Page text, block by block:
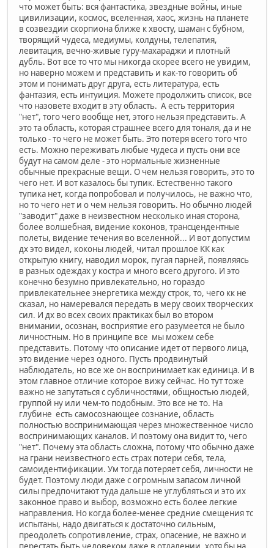
что может быть: вся фантастика, звездные войны, иные
цивилизации, космос, вселенная, хаос, жизнь на планете
в созвездии скорпиона ближе к хвосту, шаман с бубном,
творящий чудеса, медиумы, колдуны, телепатия,
левитация, вечно-живые гуру-махараджи и плотный
дубль. Вот все то что мы никогда скорее всего не увидим,
но наверно можем и представить и как-то говорить об
этом и понимать друг друга, есть литература, есть
фантазия, есть интуиция. Можете продолжить список, все
что назовете входит в эту область. А есть территория
"нет", того чего вообще нет, этого нельзя представить. А
это та область, которая страшнее всего для тоналя, да и не
только - то чего не может быть. Это потеря всего того что
есть. Можно переживать любые чудеса и пусть они все
будут на самом деле - это нормальные жизненные
обычные прекрасные вещи. О чем нельзя говорить, это то
чего нет. И вот казалось бы тупик. Естественно такого
тупика нет, когда попробовал и получилось, не важно что,
но то чего нет и о чем нельзя говорить. Но обычно людей
"заводит" даже в неизвестном несколько иная сторона,
более волшебная, видение коконов, трансцендентные
полеты, видение течения во вселенной... И вот допустим
дх это видел, коконы людей, читал прошлое КК как
открытую книгу, наводил морок, пугая парней, появляясь
в разных одеждах у костра и много всего другого. И это
конечно безумно привлекательно, но гораздо
привлекательнее энергетика между строк, то, чего кк не
сказал, но намеревался передать в меру своих творческих
сил. И дх во всех своих практиках был во втором
внимании, осознан, восприятие его разумеется не было
личностным. Но в принципе все мы можем себе
представить. Потому что описание идет от первого лица,
это видение через одного. Пусть продвинутый
наблюдатель, но все же он воспринимает как единица. И в
этом главное отличие которое вижу сейчас. Но тут тоже
важно не запутаться с субличностями, общностью людей,
группой ну или чем-то подобным. Это все не то. На
глубине есть самосознающее сознание, область
полностью воспринимающая через множественное число
воспринимающих каналов. И поэтому она видит то, чего
"нет". Почему эта область сложна, потому что обычно даже
на грани неизвестного есть страх потери себя, тела,
самоидентификации. Ум тогда потеряет себя, личности не
будет. Поэтому люди даже с огромным запасом личной
силы предпочитают туда дальше не углубляться и это их
законное право и выбор, возможно есть более легкие
направления. Но когда более-менее средние смещения тс
испытаны, надо двигаться к достаточно сильным,
преодолеть сопротивление, страх, опасение, не важно и